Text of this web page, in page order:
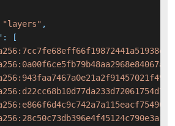
"layers" ,
:
[